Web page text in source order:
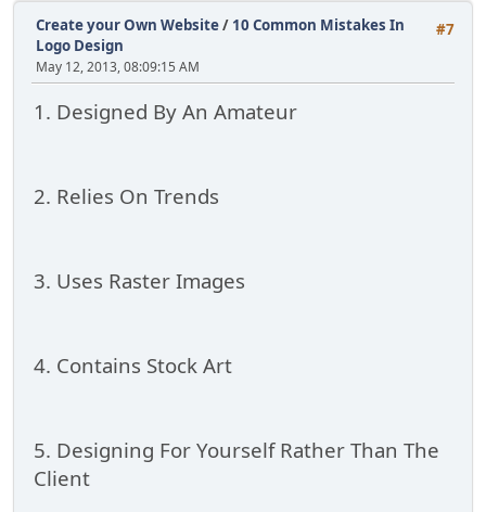
#7
Create your Own Website/ 10 Common Mistakes In
Logo Design
May 12, 2013, 08:09:15 AM
1. Designed By An Amateur
2. Relies On Trends
3. Uses Raster Images
4. Contains Stock Art
5. Designing For Yourself Rather Than The
Client